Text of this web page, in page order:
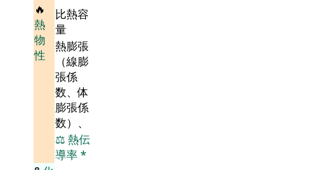
🔥
熱
物
性
比熱容
量
熱膨張
（線膨
張係
数、体
膨張係
数）、
⚖️熱伝
導率*